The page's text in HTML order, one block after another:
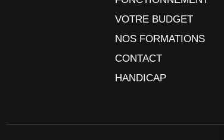
VOTRE BUDGET
NOS FORMATIONS
CONTACT
HANDICAP